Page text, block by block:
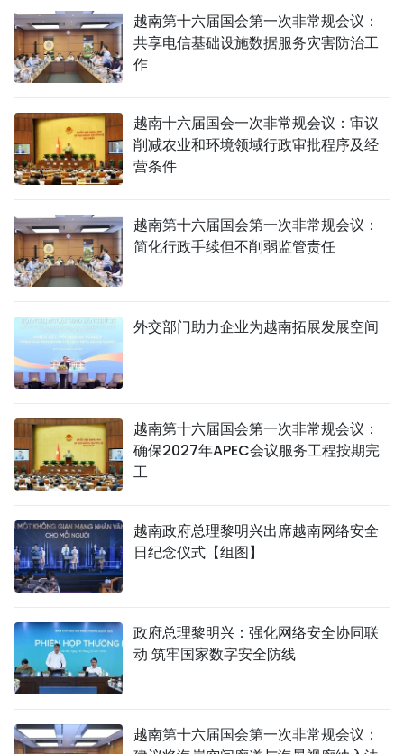
越南第十六届国会第一次非常规会议：
共享电信基础设施数据服务灾害防治工
作
越南十六届国会一次非常规会议：审议
削减农业和环境领域行政审批程序及经
营条件
越南第十六届国会第一次非常规会议：
简化行政手续但不削弱监管责任
外交部门助力企业为越南拓展发展空间
越南第十六届国会第一次非常规会议：
确保2027年APEC会议服务工程按期完
工
越南政府总理黎明兴出席越南网络安全
日纪念仪式【组图】
政府总理黎明兴：强化网络安全协同联
动 筑牢国家数字安全防线
越南第十六届国会第一次非常规会议：